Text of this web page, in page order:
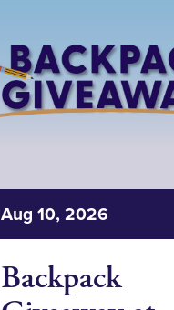
Aug 10, 2026
Backpack